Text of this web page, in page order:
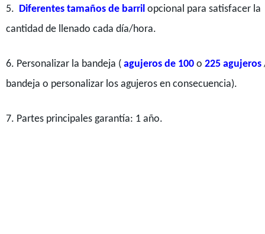
5. Diferentes tamaños de barrilopcional para satisfacer la
cantidad de llenado cada día/hora.
6. Personalizar la bandeja (agujeros de 100o 225 agujeros
bandeja o personalizar los agujeros en consecuencia).
7. Partes principales garantía: 1 año.